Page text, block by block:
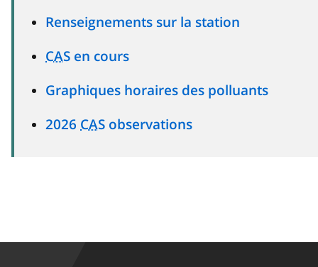
Renseignements sur la station
CAS en cours
Graphiques horaires des polluants
2026 CAS observations